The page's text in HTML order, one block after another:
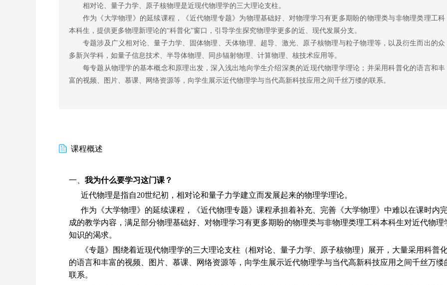
相对论、量子力学、原子核物理是近现代物理学的三大理论支柱。
作为《大学物理》的延续课程，《近代物理专题》为物理基础好、对物理学习有更多期盼的物理类与非物理类理工科
本科生，提供更多物理新理论的“科普化”窗口，引导学生探究物理学更多的近、现代发展分支。
专题涉及广义相对论、量子力学、固体物理、天体物理、超导、激光、原子核物理与粒子物理等，以及衍生而出的众
多新兴学科，如量子信息技术、半导体物理、同步辐射物理、计算物理、核技术应用等。
每专题从物理学的基本概念和原理出发，深入浅出地向学生介绍深奥的近现代物理学理论；并采用科普化的语言和丰
富的视频、图片、慕课、网络资源等，向学生展示近代物理学与当代高新科技应用之间千丝万缕的联系。
课程概述
一、 我为什么要学习这门课？
近代物理是指自20世纪初，相对论和量子力学建立而发展起来的物理学理论。
作为《大学物理》的延续课程，《近代物理专题》课程承担着补充、完善《大学物理》中难以在课时内
成的教学内容，满足部分物理基础好、对物理学习有更多期盼的物理类与非物理类理工科本科生对近代物理
知识的渴求。
《专题》围绕着近现代物理学的三大理论支柱（相对论、量子力学、原子核物理）展开，大量采用科普
的语言和丰富的视频、图片、慕课、网络资源等，向学生展示近代物理学与当代高新科技应用之间千丝万缕
联系。